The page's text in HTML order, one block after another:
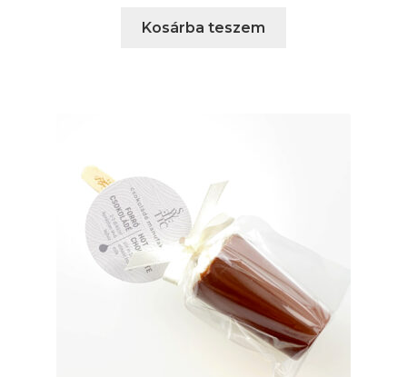
Kosárba teszem